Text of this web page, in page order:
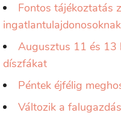
Fontos tájékoztatás
Augusztus 11 és 13
díszfákat
Péntek éjfélig
Változik a